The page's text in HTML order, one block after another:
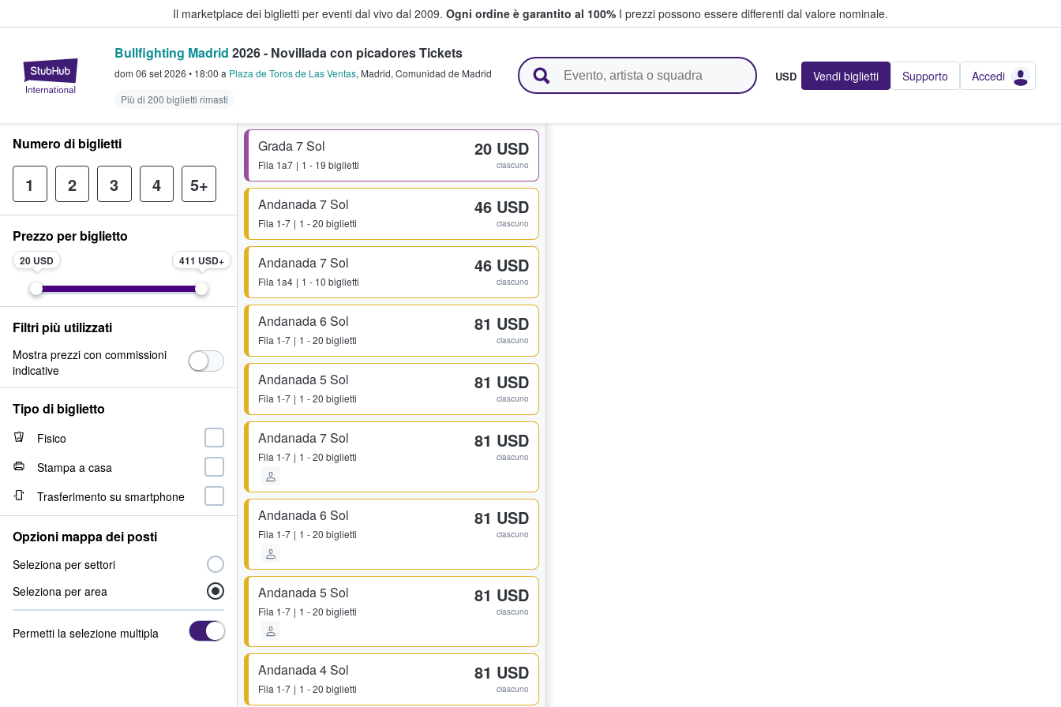
Il marketplace dei biglietti per eventi dal vivo dal 2009. Ogni ordine è garantito al 100% I prezzi possono essere differenti dal valore nominale.
StubHub - Dove i fan comprano e vendono biglietti
Bullfighting Madrid 2026 - Novillada con picadores Tickets
dom 06 set 2026 • 18:00 a Plaza de Toros de Las Ventas, Madrid, Comunidad de Madrid
Più di 200 biglietti rimasti
USD Vendi biglietti Supporto Accedi
Grada 7 Sol
Fila 1a7 1 - 19 biglietti
20 USD
ciascuno
Andanada 7 Sol
Fila 1-7 1 - 20 biglietti
46 USD
ciascuno
Andanada 7 Sol
Fila 1a4 1 - 10 biglietti
46 USD
ciascuno
Andanada 6 Sol
Fila 1-7 1 - 20 biglietti
81 USD
ciascuno
Andanada 5 Sol
Fila 1-7 1 - 20 biglietti
81 USD
ciascuno
Andanada 7 Sol
Fila 1-7 1 - 20 biglietti
81 USD
ciascuno
Andanada 6 Sol
Fila 1-7 1 - 20 biglietti
81 USD
ciascuno
Andanada 5 Sol
Fila 1-7 1 - 20 biglietti
81 USD
ciascuno
Andanada 4 Sol
Fila 1-7 1 - 20 biglietti
81 USD
ciascuno
Numero di biglietti
1 2 3 4 5+
Prezzo per biglietto
20 USD 411 USD
Filtri più utilizzati
Mostra prezzi con commissioni
indicative
Tipo di biglietto
Fisico
Stampa a casa
Trasferimento su smartphone
Opzioni mappa dei posti
Seleziona per settori
Seleziona per area
Permetti la selezione multipla